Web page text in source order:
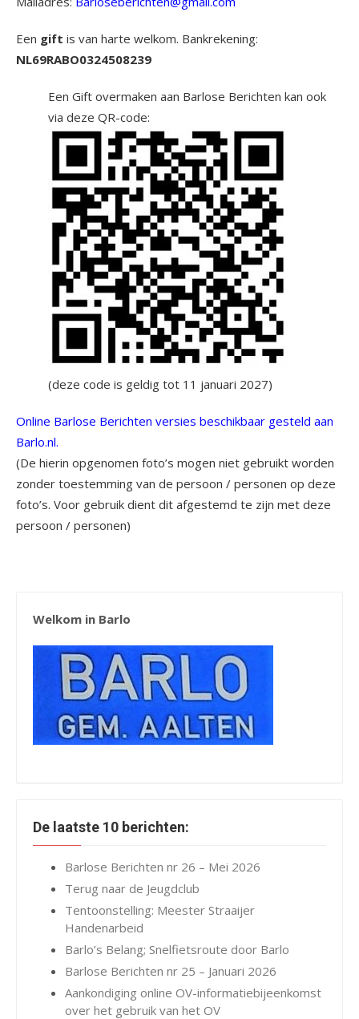
Een gift is van harte welkom. Bankrekening:
NL69RABO0324508239
Een Gift overmaken aan Barlose Berichten kan ook
via deze QR-code:
(deze code is geldig tot 11 januari 2027)
Online Barlose Berichten versies beschikbaar gesteld aan
Barlo.nl.
(De hierin opgenomen foto’s mogen niet gebruikt worden
zonder toestemming van de persoon / personen op deze
foto’s. Voor gebruik dient dit afgestemd te zijn met deze
persoon / personen)
Welkom in Barlo
De laatste 10 berichten:
Barlose Berichten nr 26 – Mei 2026
Terug naar de Jeugdclub
Tentoonstelling: Meester Straaijer
Handenarbeid
Barlo’s Belang; Snelfietsroute door Barlo
Barlose Berichten nr 25 – Januari 2026
Aankondiging online OV-informatiebijeenkomst
over het gebruik van het OV